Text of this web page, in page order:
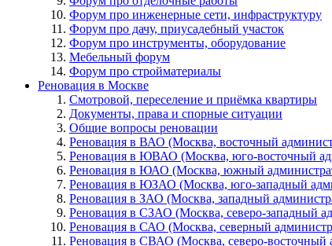
Форум про инженерные сети, инфраструктуру
Форум про дачу, приусадебный участок
Форум про инструменты, оборудование
Мебельный форум
Форум про стройматериалы
Реновация в Москве
Смотровой, переселение и приёмка квартиры
Документы, права и спорные ситуации
Общие вопросы реновации
Реновация в ВАО (Москва, восточный
Реновация в ЮВАО (Москва, юго-восточный
Реновация в ЮАО (Москва, южный
Реновация в ЮЗАО (Москва, юго-западный
Реновация в ЗАО (Москва, западный
Реновация в СЗАО (Москва, северо-западный
Реновация в САО (Москва, северный
Реновация в СВАО (Москва, северо-восточный